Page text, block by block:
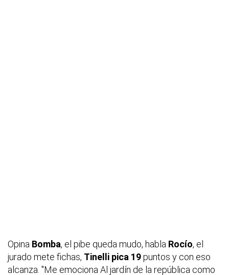
Opina Bomba, el pibe queda mudo, habla Rocío, el
jurado mete fichas, Tinelli pica 19puntos y con eso
alcanza. "Me emociona Al jardín de la república como